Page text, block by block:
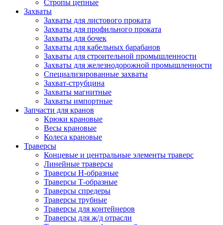
Стропы цепные
Захваты
Захваты для листового проката
Захваты для профильного проката
Захваты для бочек
Захваты для кабельных барабанов
Захваты для строительной промышленности
Захваты для железнодорожной промышленности
Специализированные захваты
Захват-струбцина
Захваты магнитные
Захваты импортные
Запчасти для кранов
Крюки крановые
Весы крановые
Колеса крановые
Траверсы
Концевые и центральные элементы траверс
Линейные траверсы
Траверсы Н-образные
Траверсы Т-образные
Траверсы спредеры
Траверсы трубные
Траверсы для контейнеров
Траверсы для ж/д отрасли